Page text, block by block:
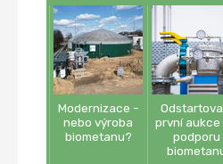
Modernizace -
nebo výroba
biometanu?
první aukce
podporu